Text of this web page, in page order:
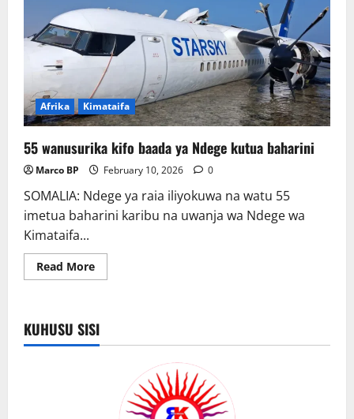
Afrika Kimataifa
55 wanusurika kifo baada ya Ndege kutua baharini
Marco BP February 10, 2026 0
SOMALIA: Ndege ya raia iliyokuwa na watu 55
imetua baharini karibu na uwanja wa Ndege wa
Kimataifa...
Read MoreRead
more
kifo
baada
ya
baharini
KUHUSU SISI